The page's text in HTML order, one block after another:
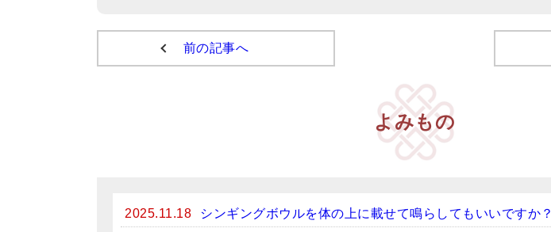
前の記事へ
よみもの
2025.11.18
シンギングボウルを体の上に載せて鳴らしてもいいですか？